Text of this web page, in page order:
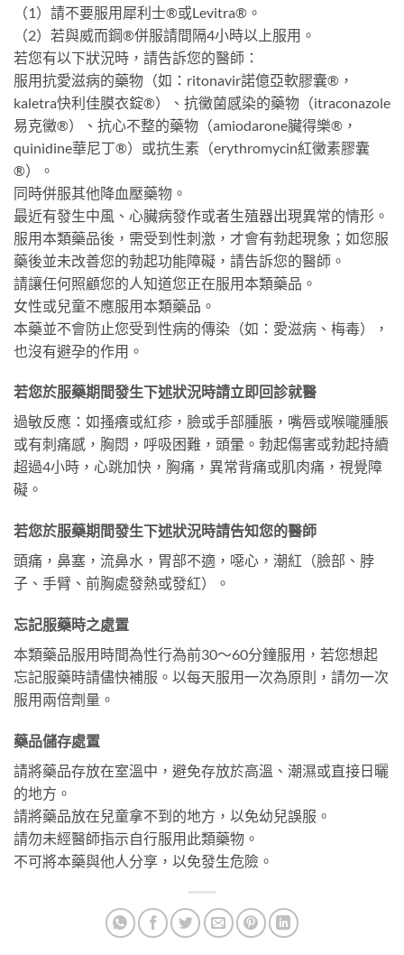
（1）請不要服用犀利士®或Levitra®。
（2）若與威而鋼®併服請間隔4小時以上服用。
若您有以下狀況時，請告訴您的醫師：
服用抗愛滋病的藥物（如：ritonavir諾億亞軟膠囊®，
kaletra快利佳膜衣錠®）、抗黴菌感染的藥物（itraconazole
易克黴®）、抗心不整的藥物（amiodarone臟得樂®，
quinidine華尼丁®）或抗生素（erythromycin紅黴素膠囊
®）。
同時併服其他降血壓藥物。
最近有發生中風、心臟病發作或者生殖器出現異常的情形。
服用本類藥品後，需受到性刺激，才會有勃起現象；如您服
藥後並未改善您的勃起功能障礙，請告訴您的醫師。
請讓任何照顧您的人知道您正在服用本類藥品。
女性或兒童不應服用本類藥品。
本藥並不會防止您受到性病的傳染（如：愛滋病、梅毒），
也沒有避孕的作用。
若您於服藥期間發生下述狀況時請立即回診就醫
過敏反應：如搔癢或紅疹，臉或手部腫脹，嘴唇或喉嚨腫脹
或有刺痛感，胸悶，呼吸困難，頭暈。勃起傷害或勃起持續
超過4小時，心跳加快，胸痛，異常背痛或肌肉痛，視覺障
礙。
若您於服藥期間發生下述狀況時請告知您的醫師
頭痛，鼻塞，流鼻水，胃部不適，噁心，潮紅（臉部、脖
子、手臂、前胸處發熱或發紅）。
忘記服藥時之處置
本類藥品服用時間為性行為前30～60分鐘服用，若您想起
忘記服藥時請儘快補服。以每天服用一次為原則，請勿一次
服用兩倍劑量。
藥品儲存處置
請將藥品存放在室溫中，避免存放於高溫、潮濕或直接日曬
的地方。
請將藥品放在兒童拿不到的地方，以免幼兒誤服。
請勿未經醫師指示自行服用此類藥物。
不可將本藥與他人分享，以免發生危險。